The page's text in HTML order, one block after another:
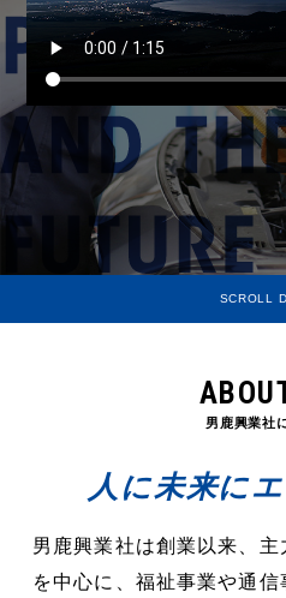
SCROLL
男鹿興業社
人に未来に
男鹿興業社は創業以来、
を中心に、 福祉事業や通信